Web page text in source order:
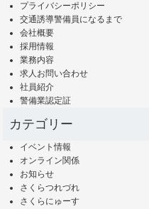
プライバシーポリシー
交通誘導警備員になるまで
会社概要
採用情報
業務内容
求人お問い合わせ
社員紹介
警備業認定証
カテゴリー
イベント情報
オンライン関係
お知らせ
さくらつれづれ
さくらにゅーす